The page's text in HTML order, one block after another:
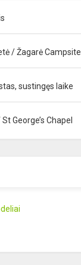
/ Žagarė Campsite
sustingęs laike
George’s Chapel